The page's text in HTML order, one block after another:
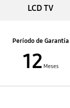
LCD TV
Período de Garantía
12 Meses